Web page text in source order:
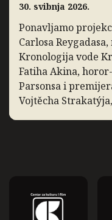
30. svibnja 2026.
Ponavljamo
Carlosa
Kronologija vode
Fatiha Akina,
Parsonsa i
Vojtěcha